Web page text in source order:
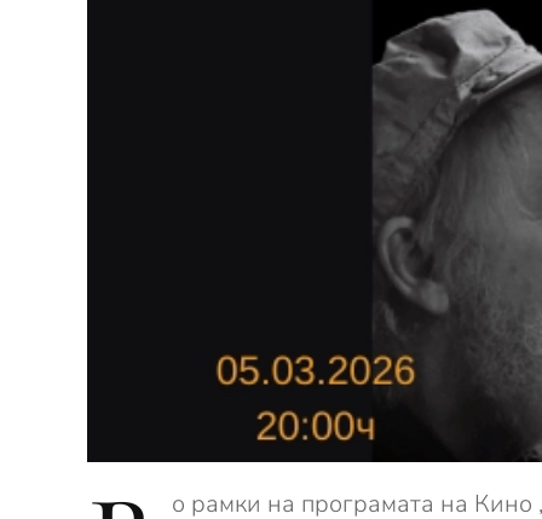
о рамки на програмата на Кино